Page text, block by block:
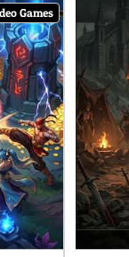
Games